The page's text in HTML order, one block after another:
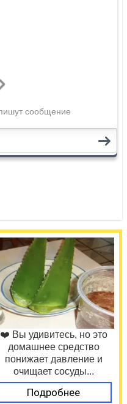
❤️ Вы удивитесь, но это
домашнее средство
понижает давление и
очищает сосуды...
Подробнее